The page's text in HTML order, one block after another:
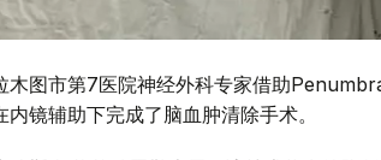
木图市第7医院神经外科专家借助
镜辅助下完成了脑血肿清除手术。